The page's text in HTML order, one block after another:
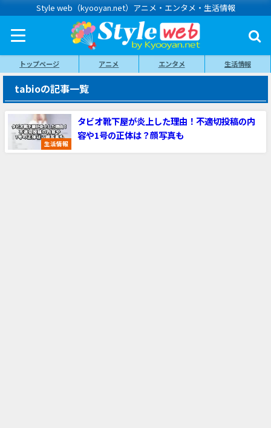
Style web（kyooyan.net）アニメ・エンタメ・生活情報
トップページ アニメ エンタメ 生活情報
tabioの記事一覧
生活情報
タビオ靴下屋が炎上した理由！不適切投稿の内
容や1号の正体は？顔写真も